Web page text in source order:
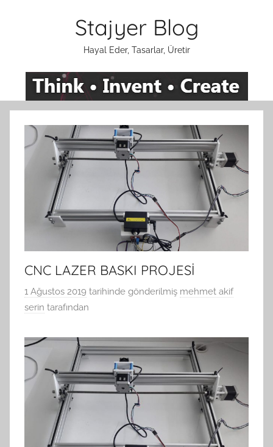
Stajyer Blog
Hayal Eder, Tasarlar, Üretir
CNC LAZER BASKI PROJESİ
1 Ağustos 2019 tarihinde gönderilmiş mehmet akif
serin tarafından